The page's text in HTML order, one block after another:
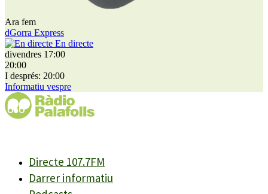
Ara fem
dGorra Express
En directe
divendres 17:00
20:00
I després: 20:00
Informatiu vespre
Directe 107.7FM
Darrer informatiu